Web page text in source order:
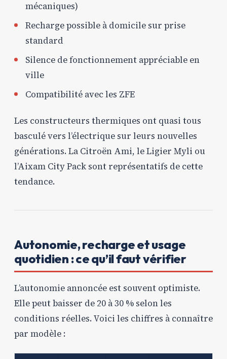
mécaniques)
Recharge possible à domicile sur prise
standard
Silence de fonctionnement appréciable en
ville
Compatibilité avec les ZFE
Les constructeurs thermiques ont quasi tous
basculé vers l’électrique sur leurs nouvelles
générations. La Citroën Ami, le Ligier Myli ou
l’Aixam City Pack sont représentatifs de cette
tendance.
Autonomie, recharge et usage
quotidien : ce qu’il faut vérifier
L’autonomie annoncée est souvent optimiste.
Elle peut baisser de 20 à 30 % selon les
conditions réelles. Voici les chiffres à connaître
par modèle :